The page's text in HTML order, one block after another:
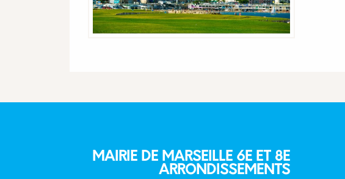
MAIRIE DE MARSEILLE 6E ET 8E
ARRONDISSEMENTS